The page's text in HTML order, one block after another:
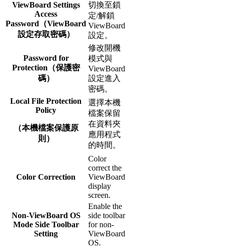
ViewBoard Settings
Access
Password（ViewBoard
設定存取密碼）
切換至鎖
定/解鎖
ViewBoard
設定。
Password for
Protection（保護密
碼）
修改開機
模式與
ViewBoard
設定進入
密碼。
Local File Protection
Policy
（本機檔案保護原
則）
選擇本機
檔案保留
在資料夾
應用程式
的時間。
Color Correction
Color
correct the
ViewBoard
display
screen.
Non-ViewBoard OS
Mode Side Toolbar
Setting
Enable the
side toolbar
for non-
ViewBoard
OS.